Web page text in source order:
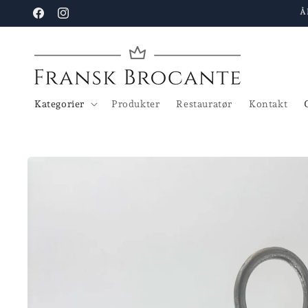
Gå til
indhold
FacebookInstagram
Kategorier Produkter Restauratør Kontakt